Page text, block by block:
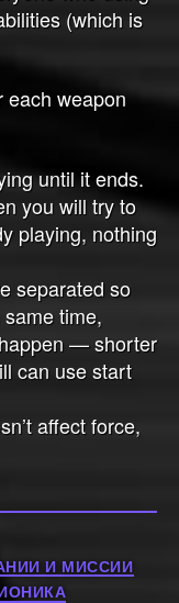
(which is
each weapon
until it ends.
you will try to
playing, nothing
separated so
time,
— shorter
can use start
affect force,
И МИССИИ